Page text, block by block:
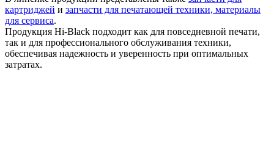
картриджей и запчасти для печатающей техники, материалы
для сервиса.
Продукция Hi-Black подходит как для повседневной печати,
так и для профессионального обслуживания техники,
обеспечивая надежность и уверенность при оптимальных
затратах.